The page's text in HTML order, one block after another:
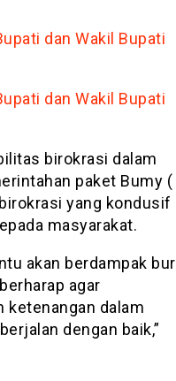
dan Wakil Bupati
dan Wakil Bupati
birokrasi dalam
paket Bumy (
yang kondusif
masyarakat.
akan berdampak
agar
ketenangan dalam
dengan baik,”